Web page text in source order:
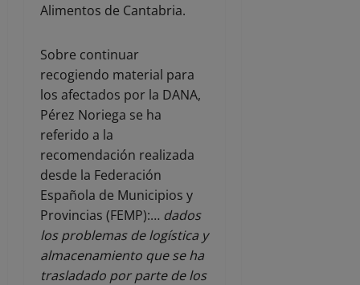
Alimentos de Cantabria.
Sobre continuar
recogiendo material para
los afectados por la DANA,
Pérez Noriega se ha
referido a la
recomendación realizada
desde la Federación
Española de Municipios y
Provincias (FEMP):… dados
los problemas de logística y
almacenamiento que se ha
trasladado por parte de los